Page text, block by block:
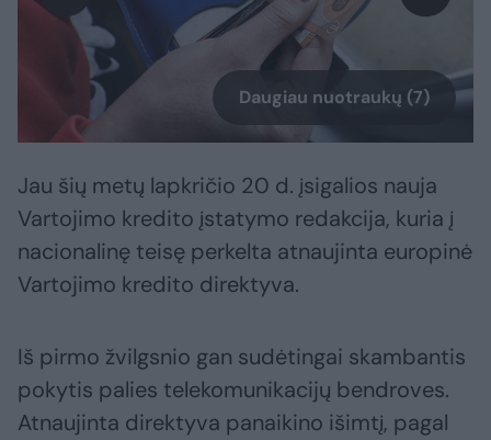
Daugiau nuotraukų (7)
Jau šių metų lapkričio 20 d. įsigalios nauja
Vartojimo kredito įstatymo redakcija, kuria į
nacionalinę teisę perkelta atnaujinta europinė
Vartojimo kredito direktyva.
Iš pirmo žvilgsnio gan sudėtingai skambantis
pokytis palies telekomunikacijų bendroves.
Atnaujinta direktyva panaikino išimtį, pagal